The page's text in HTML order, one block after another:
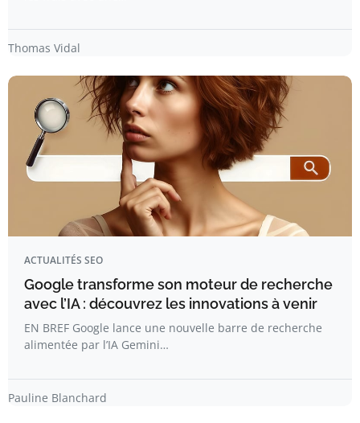
Thomas Vidal
ACTUALITÉS SEO
Google transforme son moteur de recherche
avec l’IA : découvrez les innovations à venir
EN BREF Google lance une nouvelle barre de recherche
alimentée par l’IA Gemini…
Pauline Blanchard